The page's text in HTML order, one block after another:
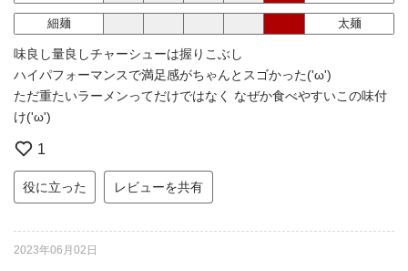
細麺 太麺
味良し量良しチャーシューは握りこぶし
ハイパフォーマンスで満足感がちゃんとスゴかった('ω')
ただ重たいラーメンってだけではなく なぜか食べやすいこの味付
け('ω')
1
役に立った レビューを共有
2023年06月02日